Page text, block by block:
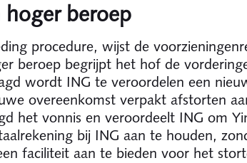
beroep
procedure, wijst de
beroep begrijpt het hof de
wordt ING te veroordelen een
overeenkomst verpakt afstorten
het vonnis en veroordeelt ING om
bij ING aan te houden,
faciliteit aan te bieden voor het